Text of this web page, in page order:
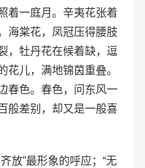
着一庭月。辛夷花张着
海棠花，凤冠压得腰肢
，牡丹花在候着缺，逗
花儿，满地锦茵重叠。
春色。春色，问东风一
般差别，却又是一般喜
放”最形象的呼应；“无